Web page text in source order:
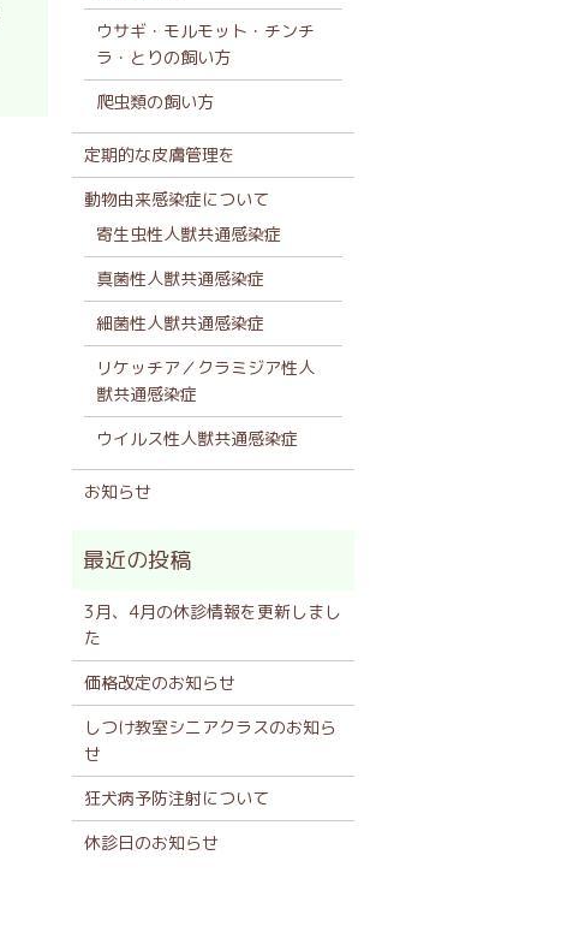
ウサギ・モルモット・チンチ
ラ・とりの飼い方
爬虫類の飼い方
定期的な皮膚管理を
動物由来感染症について
寄生虫性人獣共通感染症
真菌性人獣共通感染症
細菌性人獣共通感染症
リケッチア／クラミジア性人
獣共通感染症
ウイルス性人獣共通感染症
お知らせ
3月、4月の休診情報を更新しまし
た
価格改定のお知らせ
しつけ教室シニアクラスのお知ら
せ
狂犬病予防注射について
休診日のお知らせ